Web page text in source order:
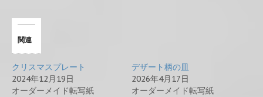
関連
クリスマスプレート
2024年12月19日
オーダーメイド転写紙
デザート柄の皿
2026年4月17日
オーダーメイド転写紙